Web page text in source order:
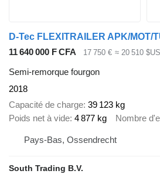
D-Tec FLEXITRAILER APK/MOT/
11 640 000 F CFA
17 750 € ≈ 20 510 $US
Semi-remorque fourgon
2018
Capacité de charge 39 123 kg
Poids net à vide 4 877 kg Nombre
Pays-Bas, Ossendrecht
South Trading B.V.